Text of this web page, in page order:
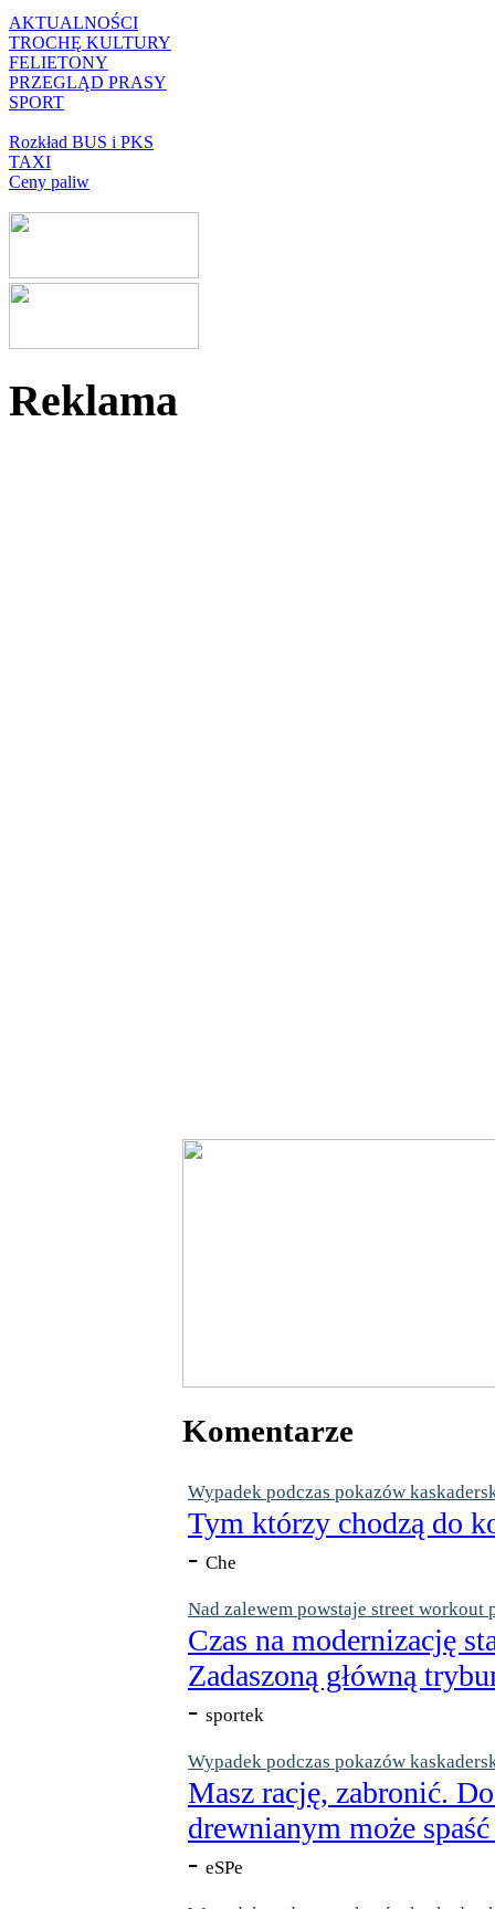
AKTUALNOŚCI
TROCHĘ KULTURY
FELIETONY
PRZEGLĄD PRASY
SPORT
Rozkład BUS i PKS
TAXI
Ceny paliw
Reklama
Komentarze
Wypadek podczas pokazów
Tym którzy chodzą do
- Che
Nad zalewem powstaje street workout
Czas na modernizację
Zadaszoną główną
- sportek
Wypadek podczas pokazów
Masz rację, zabronić.
drewnianym może
- eSPe